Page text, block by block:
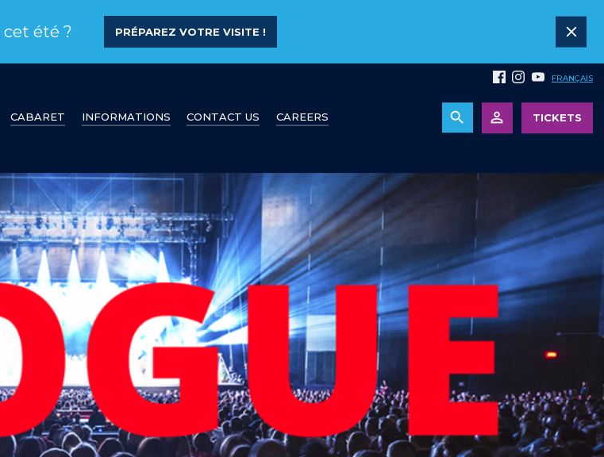
été ? PRÉPAREZ VOTRE VISITE !
CABARET INFORMATIONS CONTACT US CAREERS
FRANÇAIS
TICKETS